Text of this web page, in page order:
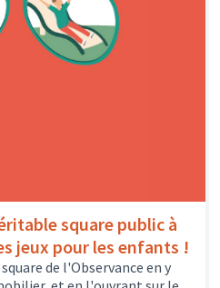
square public à
jeux pour les enfants !
de l'Observance en y